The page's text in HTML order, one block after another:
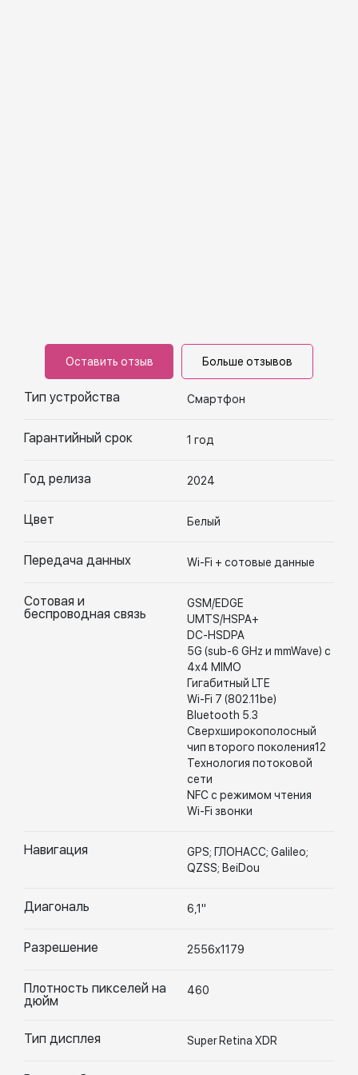
Оставить отзыв Больше отзывов
Тип устройства Смартфон
Гарантийный срок 1 год
Год релиза 2024
Цвет Белый
Передача данных Wi-Fi + сотовые данные
Сотовая и
беспроводная связь
GSM/EDGE
UMTS/HSPA+
DC-HSDPA
5G (sub-6 GHz и mmWave) с
4x4 MIMO
Гигабитный LTE
Wi-Fi 7 (802.11be)
Bluetooth 5.3
Сверхширокополосный
чип второго поколения12
Технология потоковой
сети
NFC с режимом чтения
Wi-Fi звонки
Навигация
GPS; ГЛОНАСС; Galileo;
QZSS; BeiDou
Диагональ 6,1"
Разрешение 2556x1179
Плотность пикселей на
дюйм
460
Тип дисплея Super Retina XDR